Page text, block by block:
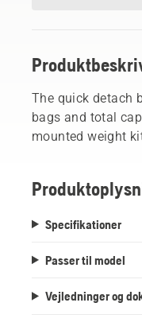
The quick detach
bags and total
mounted weight
Specifikationer
Passer til model
Vejledninger og